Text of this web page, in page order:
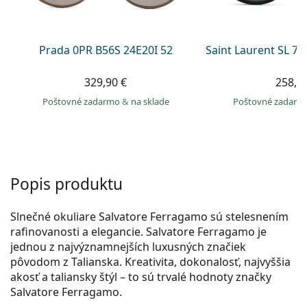
Persol
Prada 0PR B56S 24E20I 52
329,90 €
Poštovné zadarmo& na sklade
Saint Laurent SL
Poštovné
Popis produktu
Slnečné okuliare Salvatore Ferragamo sú stelesnením
rafinovanosti a elegancie. Salvatore Ferragamo je
jednou z najvýznamnejších luxusných značiek
pôvodom z Talianska. Kreativita, dokonalosť, najvyššia
akosť a taliansky štýl – to sú trvalé hodnoty značky
Salvatore Ferragamo.